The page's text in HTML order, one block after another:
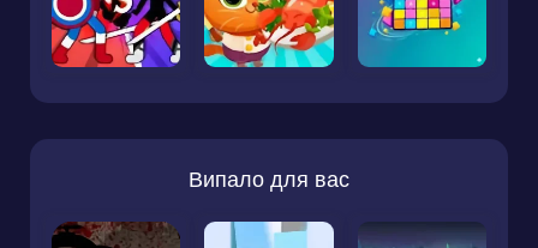
Випало для вас